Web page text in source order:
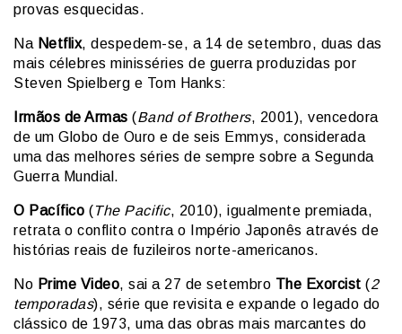
provas esquecidas.
Na Netflix, despedem-se, a 14 de setembro, duas das
mais célebres minisséries de guerra produzidas por
Steven Spielberg e Tom Hanks:
Irmãos de Armas (Band of Brothers, 2001), vencedora
de um Globo de Ouro e de seis Emmys, considerada
uma das melhores séries de sempre sobre a Segunda
Guerra Mundial.
O Pacífico (The Pacific, 2010), igualmente premiada,
retrata o conflito contra o Império Japonês através de
histórias reais de fuzileiros norte-americanos.
No Prime Video, sai a 27 de setembro The Exorcist (2
temporadas), série que revisita e expande o legado do
clássico de 1973, uma das obras mais marcantes do